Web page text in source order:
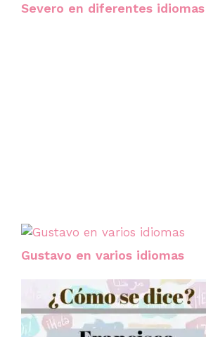
Severo en diferentes idiomas
Gustavo en varios idiomas